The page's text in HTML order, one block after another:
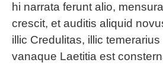
hi narrata ferunt alio,
crescit, et auditis aliquid
illic Credulitas, illic temerarius
vanaque Laetitia est